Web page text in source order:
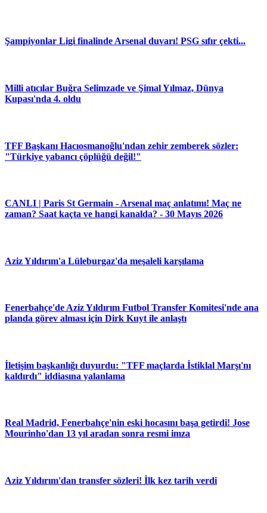
Şampiyonlar Ligi finalinde Arsenal duvarı! PSG sıfır çekti...
Milli atıcılar Buğra Selimzade ve Şimal Yılmaz, Dünya
Kupası'nda 4. oldu
TFF Başkanı Hacıosmanoğlu'ndan zehir zemberek sözler:
"Türkiye yabancı çöplüğü değil!"
CANLI | Paris St Germain - Arsenal maç anlatımı! Maç ne
zaman? Saat kaçta ve hangi kanalda? - 30 Mayıs 2026
Aziz Yıldırım'a Lüleburgaz'da meşaleli karşılama
Fenerbahçe'de Aziz Yıldırım Futbol Transfer Komitesi'nde ana
planda görev alması için Dirk Kuyt ile anlaştı
İletişim başkanlığı duyurdu: "TFF maçlarda İstiklal Marşı'nı
kaldırdı" iddiasına yalanlama
Real Madrid, Fenerbahçe'nin eski hocasını başa getirdi! Jose
Mourinho'dan 13 yıl aradan sonra resmi imza
Aziz Yıldırım'dan transfer sözleri! İlk kez tarih verdi